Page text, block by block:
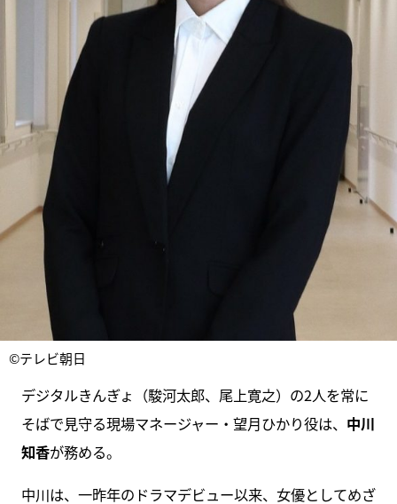
©テレビ朝日
デジタルきんぎょ（駿河太郎、尾上寛之）の2人を常に
そばで見守る現場マネージャー・望月ひかり役は、 中川
知香が務める。
中川は、一昨年のドラマデビュー以来、女優としてめざ